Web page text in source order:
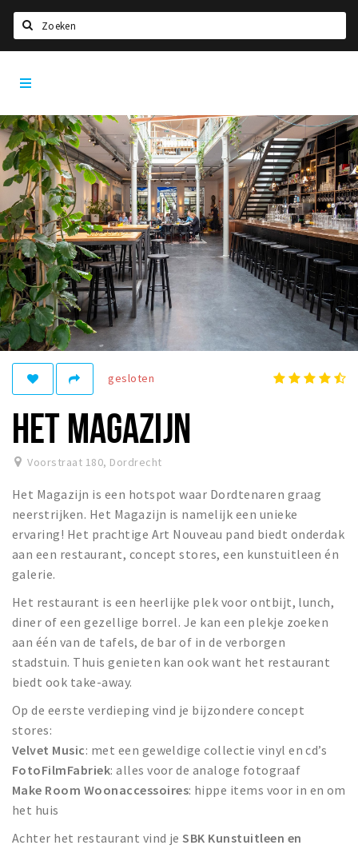
Home
Agenda
Bioscoopagenda
Deals
Nieuws
Leuke tips & trends
Interviews
Eten
Drinken
Slapen
Recreatief
Winkelgebieden
Parkeren
Bezienswaardigheden
Musea, theaters & podia
Uitjes & activiteiten
Toeristische routes
Sport
Natuur
Inloggen
gesloten
HET MAGAZIJN
Voorstraat 180, Dordrecht
Het Magazijn is een hotspot waar Dordtenaren graag
neerstrijken. Het Magazijn is namelijk een unieke
ervaring! Het prachtige Art Nouveau pand biedt onderdak
aan een restaurant, concept stores, een kunstuitleen én
galerie.
Het restaurant is een heerlijke plek voor ontbijt, lunch,
diner of een gezellige borrel. Je kan een plekje zoeken
aan één van de tafels, de bar of in de verborgen
stadstuin. Thuis genieten kan ook want het restaurant
biedt ook take-away.
Op de eerste verdieping vind je bijzondere concept
stores:
Velvet Music: met een geweldige collectie vinyl en cd’s
FotoFilmFabriek: alles voor de analoge fotograaf
Make Room Woonaccessoires: hippe items voor in en om
het huis
Achter het restaurant vind jeSBK Kunstuitleen en